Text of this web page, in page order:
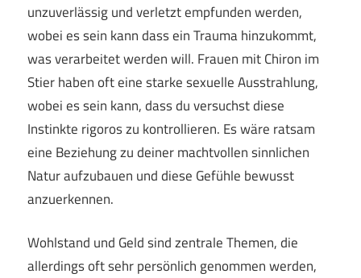
unzuverlässig und verletzt empfunden werden,
wobei es sein kann dass ein Trauma hinzukommt,
was verarbeitet werden will. Frauen mit Chiron im
Stier haben oft eine starke sexuelle Ausstrahlung,
wobei es sein kann, dass du versuchst diese
Instinkte rigoros zu kontrollieren. Es wäre ratsam
eine Beziehung zu deiner machtvollen sinnlichen
Natur aufzubauen und diese Gefühle bewusst
anzuerkennen.
Wohlstand und Geld sind zentrale Themen, die
allerdings oft sehr persönlich genommen werden,